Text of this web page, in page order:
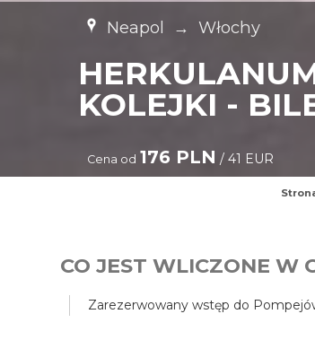
Neapol → Włochy
KOLEJKI -
Cena od 176 PLN / 41 EUR
CO JEST WLICZONE W
Zarezerwowany wstęp do